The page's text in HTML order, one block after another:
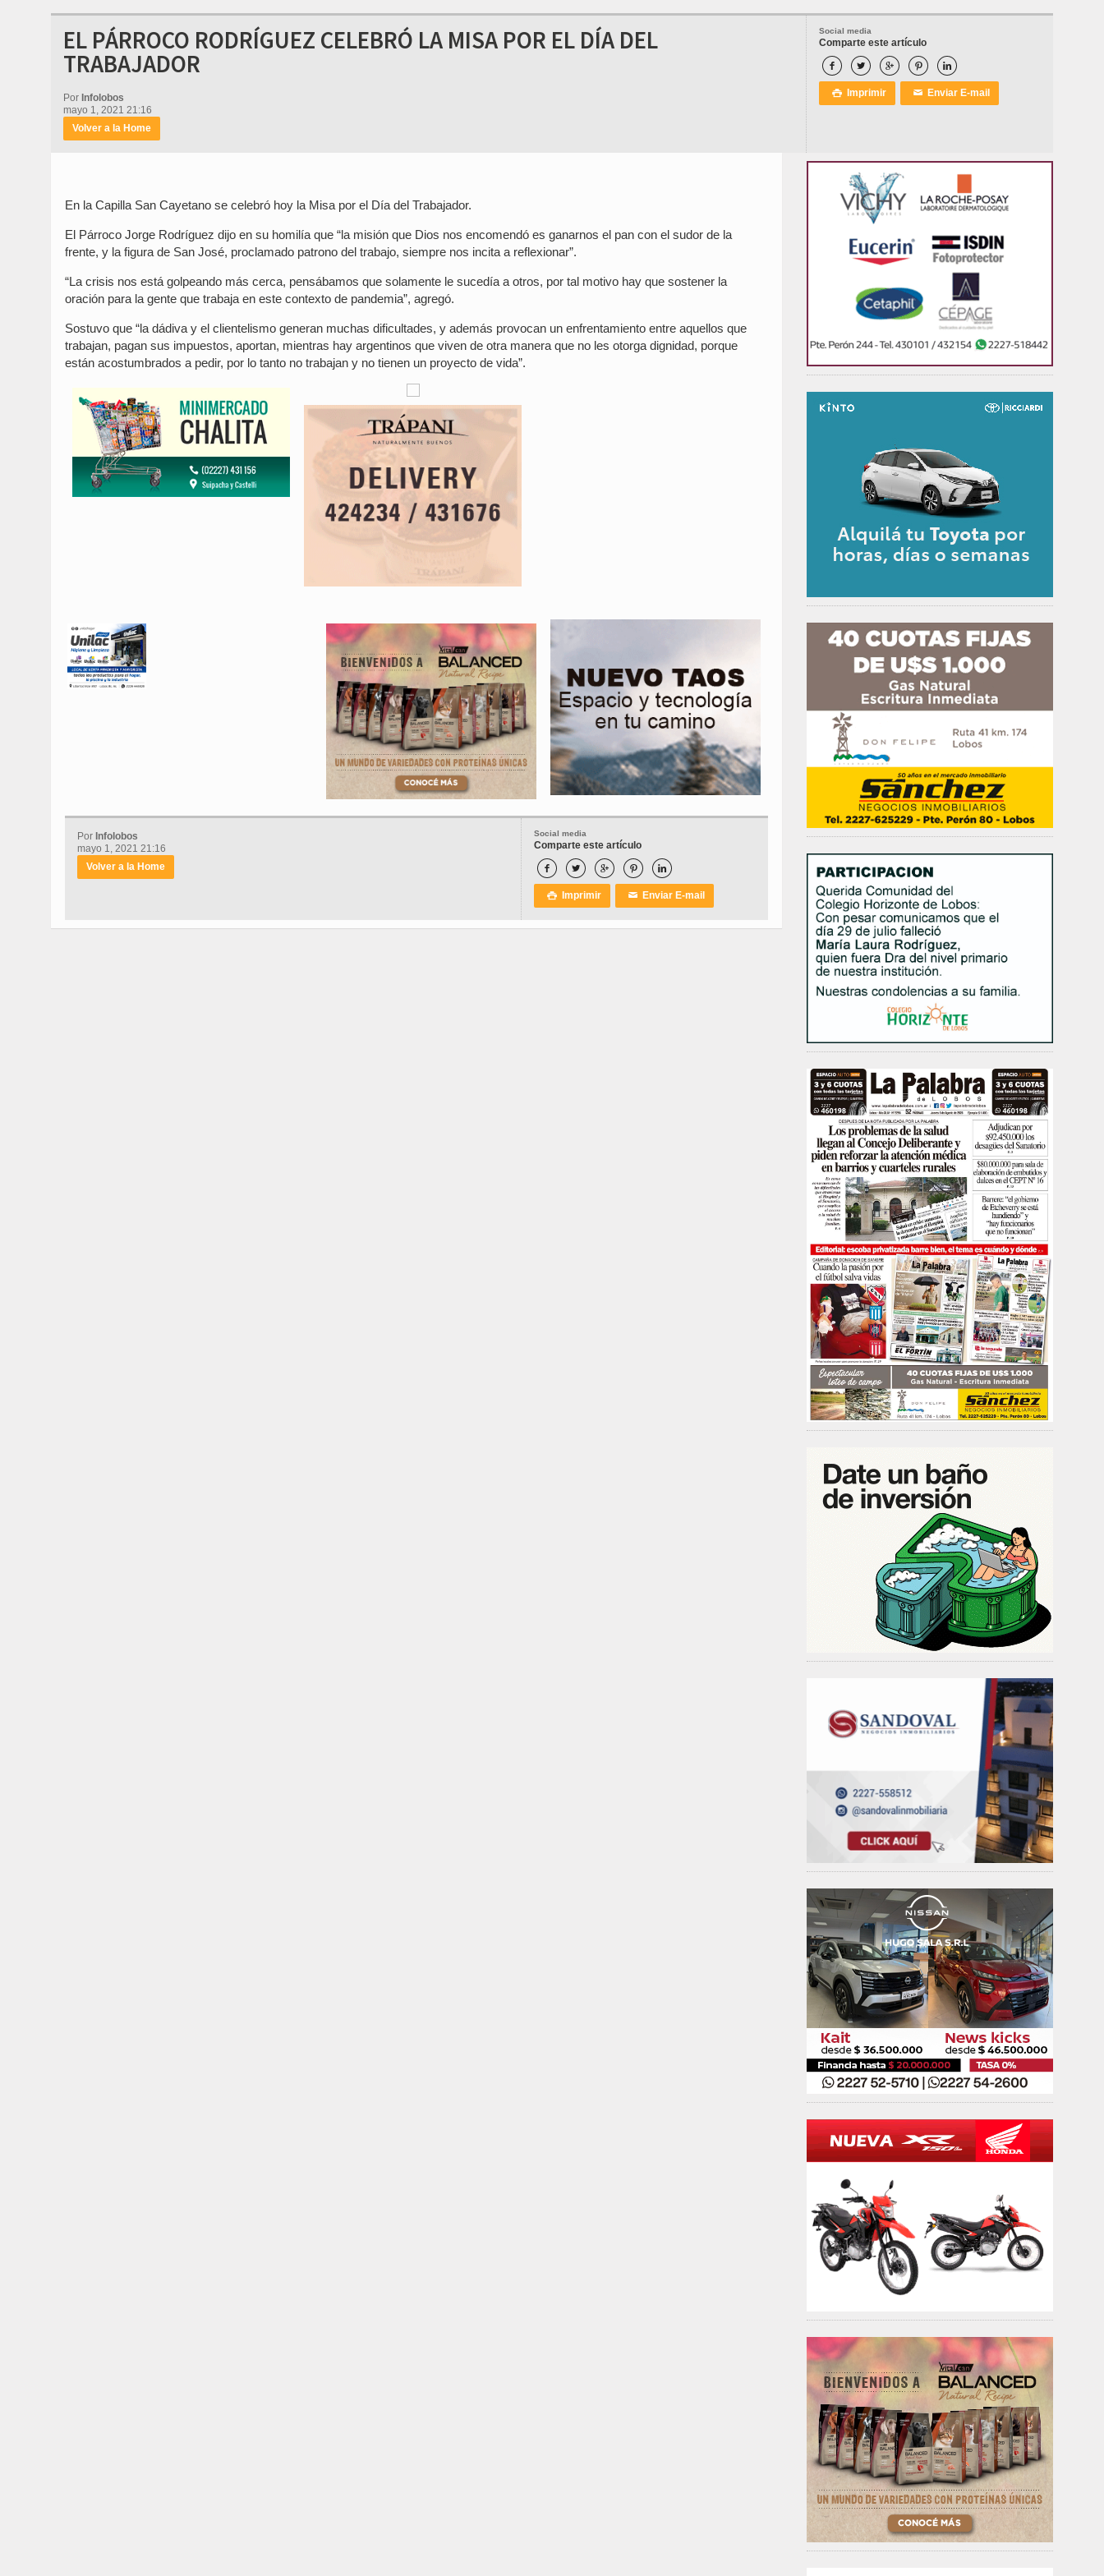
Social media
Comparte este artículo
    
 Imprimir ✉ Enviar E-mail
EL PÁRROCO RODRÍGUEZ CELEBRÓ LA MISA POR EL DÍA DEL
TRABAJADOR
Por Infolobos
mayo 1, 2021 21:16
Volver a la Home
En la Capilla San Cayetano se celebró hoy la Misa por el Día del Trabajador.
El Párroco Jorge Rodríguez dijo en su homilía que “la misión que Dios nos encomendó es ganarnos el pan con el sudor de la
frente, y la figura de San José, proclamado patrono del trabajo, siempre nos incita a reflexionar”.
“La crisis nos está golpeando más cerca, pensábamos que solamente le sucedía a otros, por tal motivo hay que sostener la
oración para la gente que trabaja en este contexto de pandemia”, agregó.
Sostuvo que “la dádiva y el clientelismo generan muchas dificultades, y además provocan un enfrentamiento entre aquellos que
trabajan, pagan sus impuestos, aportan, mientras hay argentinos que viven de otra manera que no les otorga dignidad, porque
están acostumbrados a pedir, por lo tanto no trabajan y no tienen un proyecto de vida”.
Social media
Comparte este artículo
    
 Imprimir ✉ Enviar E-mail
Por Infolobos
mayo 1, 2021 21:16
Volver a la Home